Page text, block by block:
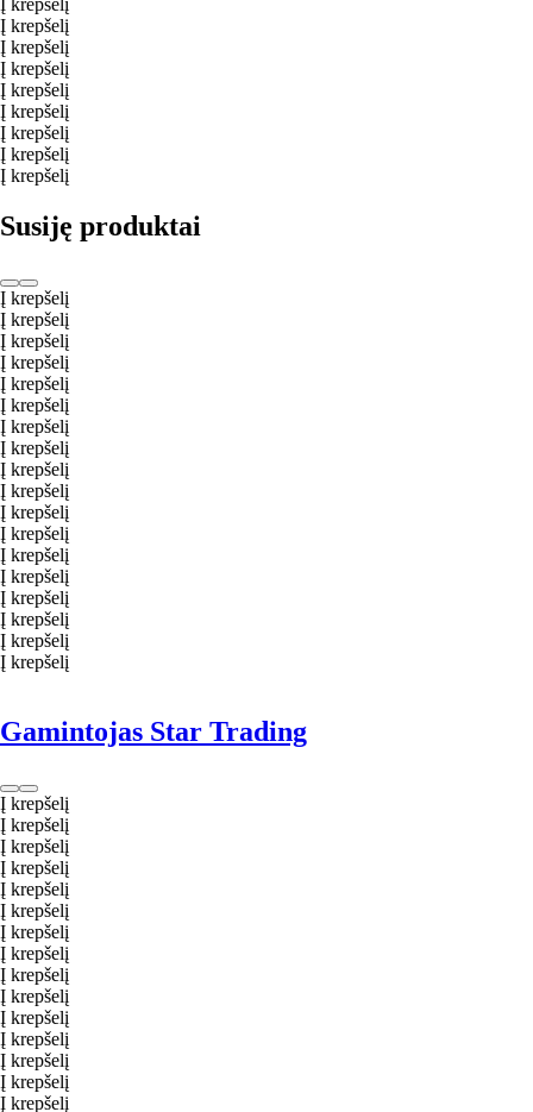
Į krepšelį
Į krepšelį
Į krepšelį
Į krepšelį
Į krepšelį
Į krepšelį
Į krepšelį
Į krepšelį
Į krepšelį
Susiję produktai
Į krepšelį
Į krepšelį
Į krepšelį
Į krepšelį
Į krepšelį
Į krepšelį
Į krepšelį
Į krepšelį
Į krepšelį
Į krepšelį
Į krepšelį
Į krepšelį
Į krepšelį
Į krepšelį
Į krepšelį
Į krepšelį
Į krepšelį
Į krepšelį
Gamintojas Star Trading
Į krepšelį
Į krepšelį
Į krepšelį
Į krepšelį
Į krepšelį
Į krepšelį
Į krepšelį
Į krepšelį
Į krepšelį
Į krepšelį
Į krepšelį
Į krepšelį
Į krepšelį
Į krepšelį
Į krepšelį